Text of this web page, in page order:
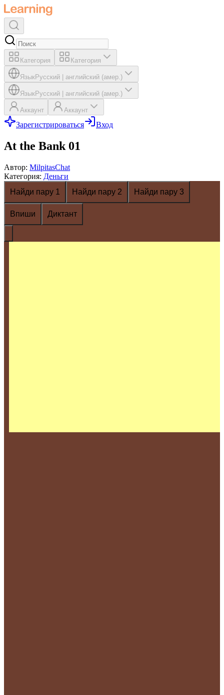
Категория Категория
ЯзыкРусский английский (амер.)
ЯзыкРусский английский (амер.)
Аккаунт Аккаунт
Зарегистрироваться Вход
At the Bank 01
Автор: MilpitasChat
Категория: Деньги
Найди пару 1
Найди пару 2 Найди пару 3
Впиши Диктант